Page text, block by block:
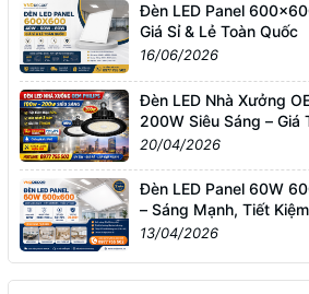
Đèn LED Panel
Giá Sỉ & Lẻ Toàn Quốc
16/06/2026
Đèn LED Nhà Xưởng
200W Siêu Sáng – Giá
3 Năm
20/04/2026
Đèn LED Panel 60W
– Sáng Mạnh, Tiết
13/04/2026